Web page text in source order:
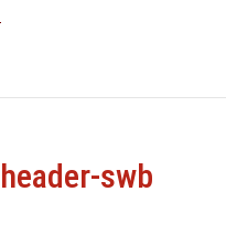
header-swb